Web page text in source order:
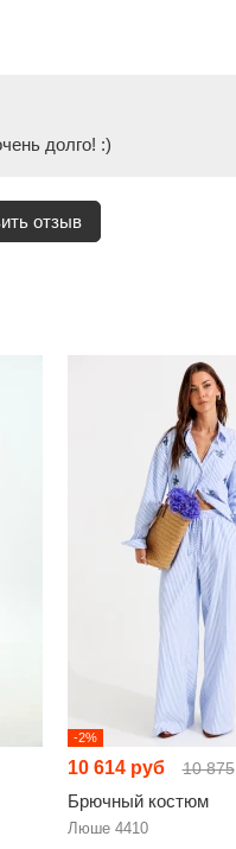
долго! :)
отзыв
-2%
10 614 руб 10 875
Брючный костюм
Люше 4410